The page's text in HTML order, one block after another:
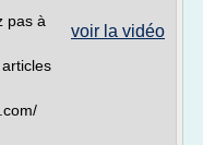
voir la vidéo
pas à